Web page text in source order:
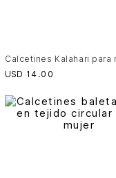
USD 14 .00